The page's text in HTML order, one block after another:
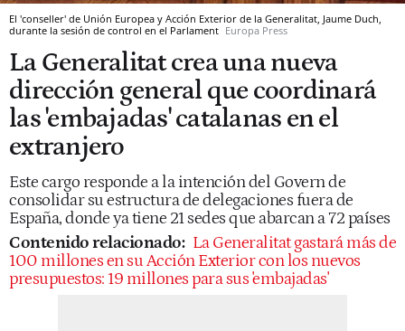
El 'conseller' de Unión Europea y Acción Exterior de la Generalitat, Jaume Duch,
durante la sesión de control en el Parlament Europa Press
La Generalitat crea una nueva
dirección general que coordinará
las 'embajadas' catalanas en el
extranjero
Este cargo responde a la intención del Govern de
consolidar su estructura de delegaciones fuera de
España, donde ya tiene 21 sedes que abarcan a 72 países
Contenido relacionado: La Generalitat gastará más de
100 millones en su Acción Exterior con los nuevos
presupuestos: 19 millones para sus 'embajadas'